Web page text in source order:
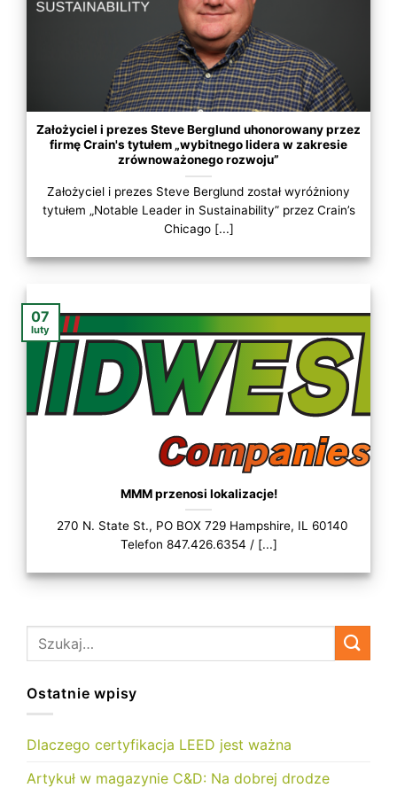
Założyciel i prezes Steve Berglund uhonorowany przez
firmę Crain's tytułem „wybitnego lidera w zakresie
zrównoważonego rozwoju”
Założyciel i prezes Steve Berglund został wyróżniony
tytułem „Notable Leader in Sustainability” przez Crain’s
Chicago [...]
MMM przenosi lokalizacje!
270 N. State St., PO BOX 729 Hampshire, IL 60140
Telefon 847.426.6354 / [...]
07
luty
Ostatnie wpisy
Dlaczego certyfikacja LEED jest ważna
Artykuł w magazynie C&D: Na dobrej drodze